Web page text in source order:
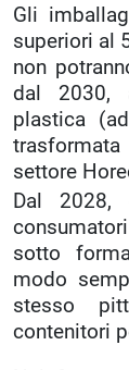
Gli
superiori al
non
dal 2030,
plastica
settore
Dal 2028,
consumatori
sotto
modo
stesso
contenitori